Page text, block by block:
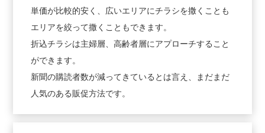
単価が比較的安く、広いエリアにチラシを撒くことも
エリアを絞って撒くこともできます。
折込チラシは主婦層、高齢者層にアプローチすること
ができます。
新聞の購読者数が減ってきているとは言え、まだまだ
人気のある販促方法です。